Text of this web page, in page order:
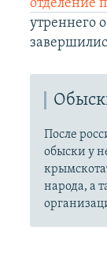
отделение
утреннего
После
обыски у
народа, а